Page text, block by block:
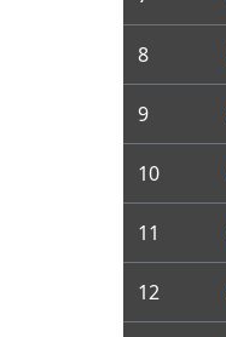
8
9
10
11
12